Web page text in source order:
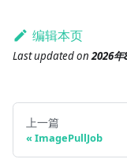
编辑本页
Last updatedon2026年
上一篇
ImagePullJob